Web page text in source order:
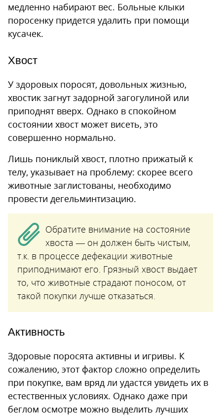
медленно набирают вес. Больные клыки
поросенку придется удалить при помощи
кусачек.
Хвост
У здоровых поросят, довольных жизнью,
хвостик загнут задорной загогулиной или
приподнят вверх. Однако в спокойном
состоянии хвост может висеть, это
совершенно нормально.
Лишь пониклый хвост, плотно прижатый к
телу, указывает на проблему: скорее всего
животные заглистованы, необходимо
провести дегельминтизацию.
Обратите внимание на состояние
хвоста — он должен быть чистым,
т.к. в процессе дефекации животные
приподнимают его. Грязный хвост выдает
то, что животные страдают поносом, от
такой покупки лучше отказаться.
Активность
Здоровые поросята активны и игривы. К
сожалению, этот фактор сложно определить
при покупке, вам вряд ли удастся увидеть их в
естественных условиях. Однако даже при
беглом осмотре можно выделить лучших